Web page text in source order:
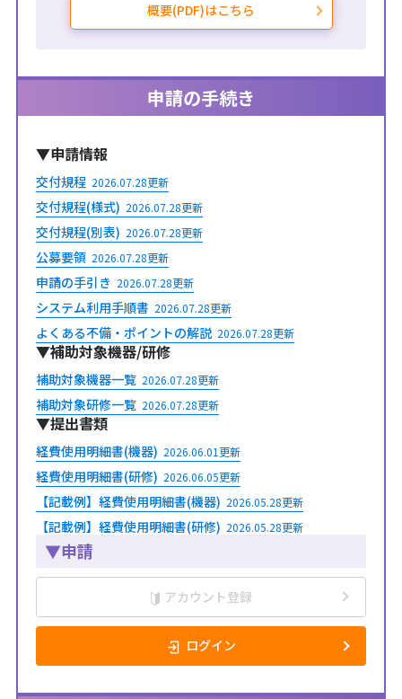
申請の手続き
▼申請情報
交付規程 2026.07.28更新
交付規程(様式) 2026.07.28更新
交付規程(別表) 2026.07.28更新
公募要領 2026.07.28更新
申請の手引き 2026.07.28更新
システム利用手順書 2026.07.28更新
よくある不備・ポイントの解説 2026.07.28更新
▼補助対象機器/研修
補助対象機器一覧 2026.07.28更新
補助対象研修一覧 2026.07.28更新
▼提出書類
経費使用明細書(機器) 2026.06.01更新
経費使用明細書(研修) 2026.06.05更新
【記載例】経費使用明細書(機器) 2026.05.28更新
【記載例】経費使用明細書(研修) 2026.05.28更新
▼申請
アカウント登録
ログイン
交付申請受付終了のお知らせ
2026年5月29日
スキャンツール補助金の交付申請受付を開始しました
よくある質問を更新しました
2026年5月28日
システム利用手順書・経費使用明細書・他資料を公開し
ました
2026年5月22日
ホームページを公開しました
概要(PDF)はこちら